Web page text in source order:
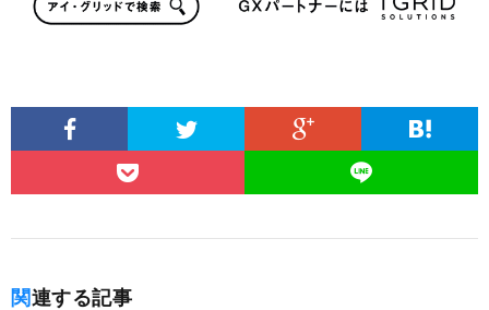
関連する記事